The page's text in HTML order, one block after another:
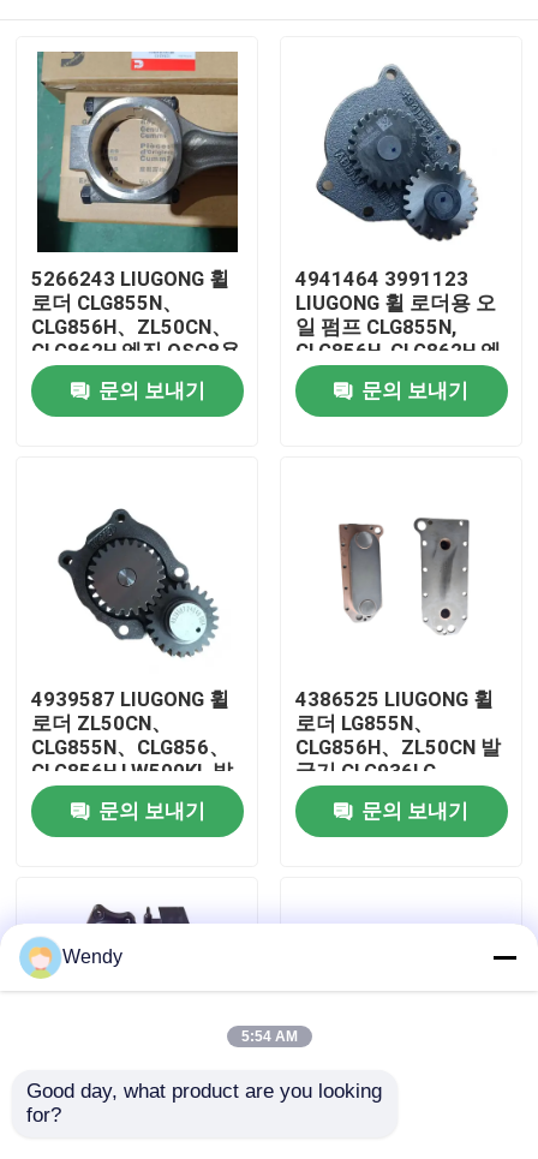
우리에 대하여
공장 여행
품질 관리
연락주세요
뉴스
5266243 LIUGONG 휠
로더 CLG855N、
CLG856H、ZL50CN、
CLG862H 엔진 QSC8용
엔진 연결 막대3、
ISL8.9、QSL9
문의 보내기
4941464 3991123
LIUGONG 휠 로더용 오
일 펌프 CLG855N,
CLG856H, CLG862H 엔
진 6CT8.3, 6C8.3,
ISC8.3, QSC8.3,
ISL8.9
문의 보내기
4939587 LIUGONG 휠
로더 ZL50CN、
CLG855N、CLG856、
CLG856H LW500KL 발
굴기 CLG922LC、
CLG925LC를 위한 오일
펌프
문의 보내기
4386525 LIUGONG 휠
로더 LG855N、
CLG856H、ZL50CN 발
굴기 CLG936LC、
CLG939LC 엔진
6C836CT8.3、
ISC8.3、QSC83
문의 보내기
4076442 LIUGONG 휠
Wendy
5:54 AM
Good day, what product are you looking
for?